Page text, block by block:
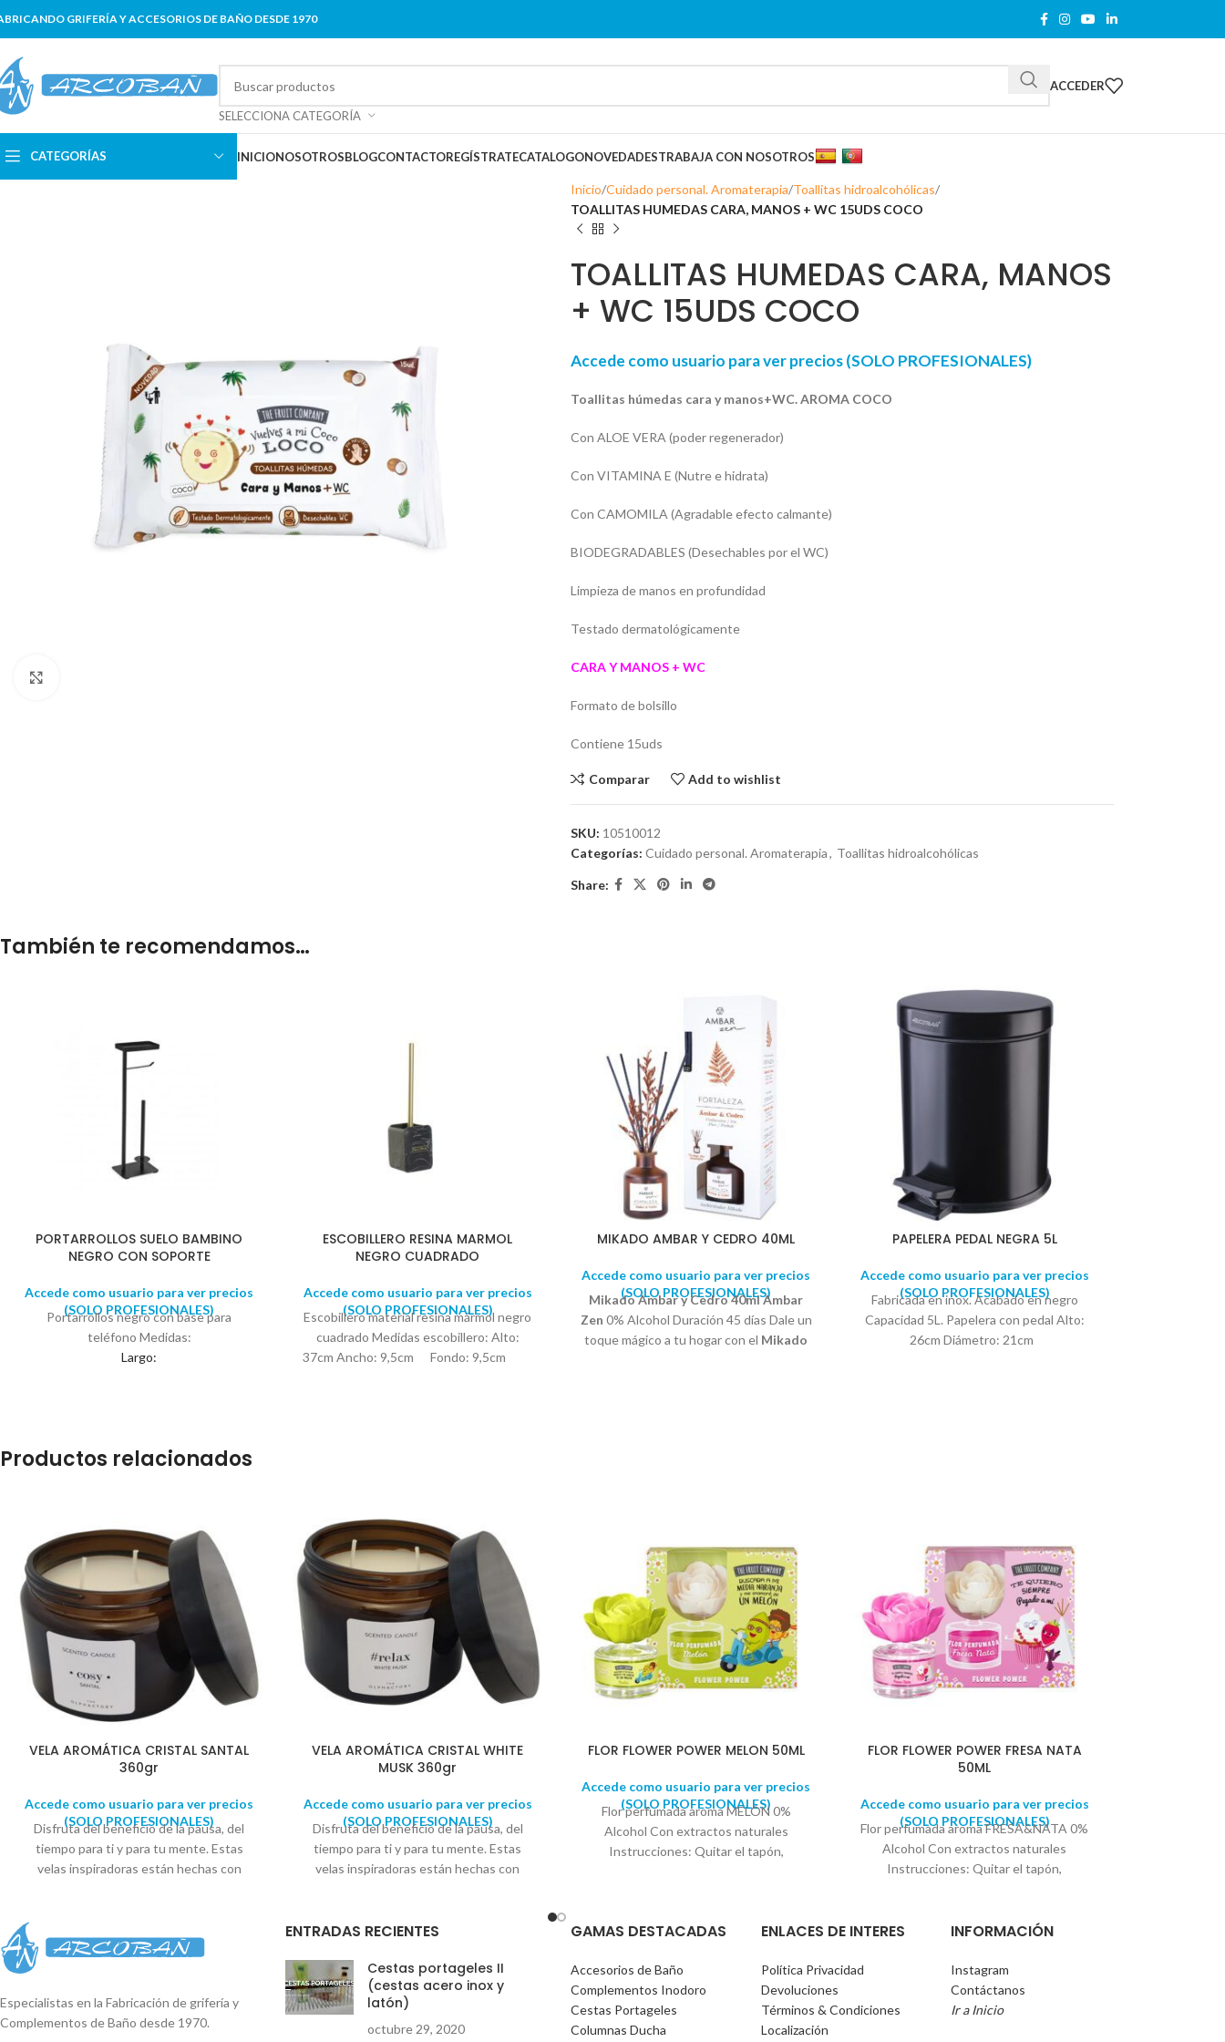
GRIFERÍA Y ACCESORIOS DE BAÑO DESDE 1970
SELECCIONA CATEGORÍA
ACCEDER
CATEGORÍAS INICIONOSOTROSBLOGCONTACTOREGÍSTRATECATALOGONOVEDADESTRABAJA CON NOSOTROS
Inicio Cuidado personal. Aromaterapia Toallitas hidroalcohólicas
TOALLITAS HUMEDAS CARA, MANOS + WC 15UDS COCO
TOALLITAS HUMEDAS CARA, MANOS
+ WC 15UDS COCO
Accede como usuario para ver precios (SOLO PROFESIONALES)
Toallitas húmedas cara y manos+WC. AROMA COCO
Con ALOE VERA (poder regenerador)
Con VITAMINA E (Nutre e hidrata)
Con CAMOMILA (Agradable efecto calmante)
BIODEGRADABLES (Desechables por el WC)
Limpieza de manos en profundidad
Testado dermatológicamente
CARA Y MANOS + WC
Formato de bolsillo
Contiene 15uds
Comparar Add to wishlist
SKU: 10510012
Categorías: Cuidado personal. Aromaterapia, Toallitas hidroalcohólicas
Share:
También te recomendamos…
PORTARROLLOS SUELO BAMBINO
NEGRO CON SOPORTE
Accede como usuario para ver precios
(SOLO PROFESIONALES)
Portarrollos negro con base para
teléfono Medidas:
Largo:
65 cm
ESCOBILLERO RESINA MARMOL
NEGRO CUADRADO
Accede como usuario para ver precios
(SOLO PROFESIONALES)
Escobillero material resina mármol negro
cuadrado Medidas escobillero: Alto:
37cm Ancho: 9,5cm Fondo: 9,5cm
MIKADO AMBAR Y CEDRO 40ML
Accede como usuario para ver precios
(SOLO PROFESIONALES)
Mikado Ambar y Cedro 40ml Ambar
Zen 0% Alcohol Duración 45 días Dale un
toque mágico a tu hogar con el Mikado
PAPELERA PEDAL NEGRA 5L
Accede como usuario para ver precios
(SOLO PROFESIONALES)
Fabricada en inox. Acabado en negro
Capacidad 5L. Papelera con pedal Alto:
26cm Diámetro: 21cm
Productos relacionados
VELA AROMÁTICA CRISTAL SANTAL
360gr
Accede como usuario para ver precios
(SOLO PROFESIONALES)
Disfruta del beneficio de la pausa, del
tiempo para ti y para tu mente. Estas
velas inspiradoras están hechas con
cualquier rincón donde quieras poner un
poco de luz y crear un ambiente ideal.
Descansa en los perfumes de tu hogar.
aromática, simboliza un estilo de vida
relajado. Nos recuerda la importancia de
VELA AROMÁTICA CRISTAL WHITE
MUSK 360gr
Accede como usuario para ver precios
(SOLO PROFESIONALES)
Disfruta del beneficio de la pausa, del
tiempo para ti y para tu mente. Estas
velas inspiradoras están hechas con
cualquier rincón donde quieras poner un
Descansa en los perfumes de tu hogar.
Tus estancias están preparadas. Vela
aromática, simboliza un estilo de vida
relajado. Nos recuerda la importancia de
FLOR FLOWER POWER MELON 50ML
Accede como usuario para ver precios
(SOLO PROFESIONALES)
Flor perfumada aroma MELÓN 0%
Alcohol Con extractos naturales
Instrucciones: Quitar el tapón,
hogar
FLOR FLOWER POWER FRESA NATA
50ML
Accede como usuario para ver precios
(SOLO PROFESIONALES)
Flor perfumada aroma FRESA&NATA 0%
Alcohol Con extractos naturales
Instrucciones: Quitar el tapón,
ambientando durante más de 30 días su
Especialistas en la Fabricación de grifería y
Complementos de Baño desde 1970.
ENTRADAS RECIENTES
Cestas portageles II
(cestas acero inox y
latón)
octubre 29, 2020
GAMAS DESTACADAS
Accesorios de Baño
Complementos Inodoro
Cestas Portageles
Columnas Ducha
ENLACES DE INTERES
Política Privacidad
Devoluciones
Términos & Condiciones
Localización
INFORMACIÓN
Instagram
Contáctanos
Ir a Inicio